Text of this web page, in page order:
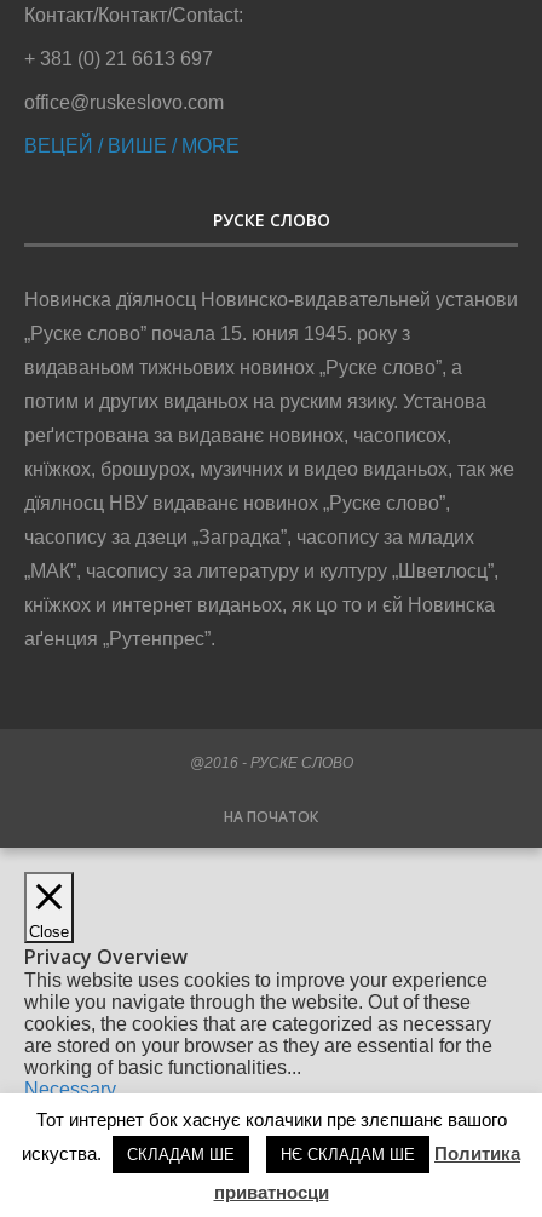
Контакт/Контакт/Contact:
+ 381 (0) 21 6613 697
office@ruskeslovo.com
ВЕЦЕЙ / ВИШЕ / MORE
РУСКЕ СЛОВО
Новинска дїялносц Новинско-видавательней установи
„Руске слово” почала 15. юния 1945. року з
видаваньом тижньових новинох „Руске слово”, а
потим и других виданьох на руским язику. Установа
реґистрована за видаванє новинох, часописох,
кнїжкох, брошурох, музичних и видео виданьох, так же
дїялносц НВУ видаванє новинох „Руске слово”,
часопису за дзеци „Заградка”, часопису за младих
„МАК”, часопису за литературу и културу „Шветлосц”,
кнїжкох и интернет виданьох, як цо то и єй Новинска
аґенция „Рутенпрес”.
@2016 - РУСКЕ СЛОВО
НА ПОЧАТОК
Тот интернет бок хаснує колачики пре злєпшанє вашого
искуства.
СКЛАДАМ ШЕ НЄ СКЛАДАМ ШЕ
Политика
приватносци
Close
Privacy Overview
This website uses cookies to improve your experience
while you navigate through the website. Out of these
cookies, the cookies that are categorized as necessary
are stored on your browser as they are essential for the
working of basic functionalities...
Necessary
Necessary
Always Enabled
Necessary cookies are absolutely essential for the
website to function properly. This category only includes
cookies that ensures basic functionalities and security